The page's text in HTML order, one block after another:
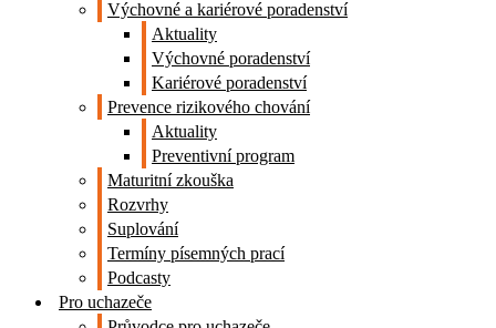
Výchovné a kariérové poradenství
Aktuality
Výchovné poradenství
Kariérové poradenství
Prevence rizikového chování
Aktuality
Preventivní program
Maturitní zkouška
Rozvrhy
Suplování
Termíny písemných prací
Podcasty
Pro uchazeče